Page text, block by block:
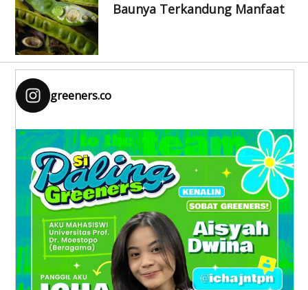
Baunya Terkandung Manfaat
greeners.co